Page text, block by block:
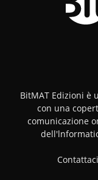
BitMAT Edizioni è
con una
comunicazione